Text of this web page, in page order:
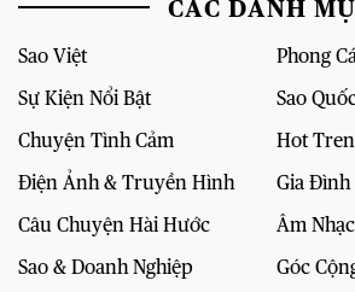
CÁC DANH
Sao Việt
Phong
Sự Kiện Nổi Bật
Sao
Chuyện Tình Cảm
Hot
Điện Ảnh & Truyền Hình
Gia Đình
Câu Chuyện Hài Hước
Âm
Sao & Doanh Nghiệp
Góc